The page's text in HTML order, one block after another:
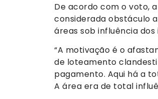
De acordo com o voto,
considerada obstáculo
áreas sob influência dos
“A motivação é o
de loteamento
pagamento. Aqui há a
A área era de total